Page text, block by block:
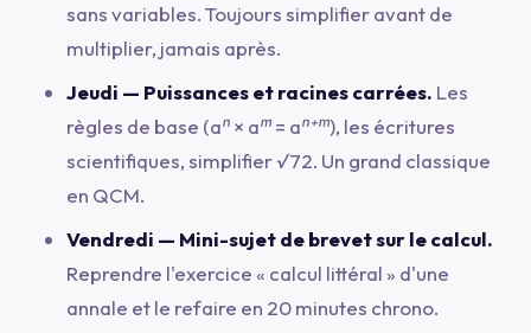
sans variables. Toujours simplifier avant de
multiplier, jamais après.
Jeudi — Puissances et racines carrées. Les
règles de base (aⁿ × aᵐ = aⁿ⁺ᵐ), les écritures
scientifiques, simplifier√72. Un grand classique
en QCM.
Vendredi — Mini-sujet de brevet sur le calcul.
Reprendre l'exercice « calcul littéral » d'une
annale et le refaire en 20 minutes chrono.